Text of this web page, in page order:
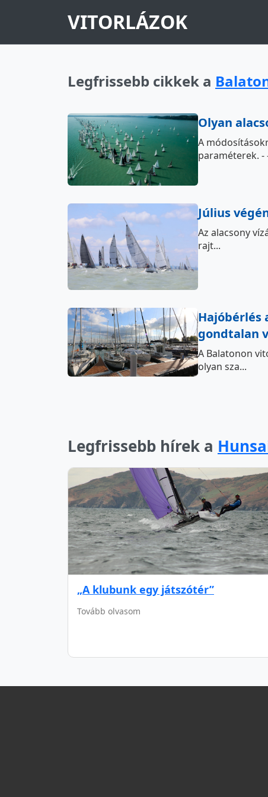
VITORLÁZOK
Legfrissebb cikkek a
Olyan
A
paraméterek. -
Július
Az alacsony
rajt...
Hajóbérlés
gondtalan
A Balatonon
olyan sza...
Legfrissebb hírek a
„A klubunk egy játszótér”
Tovább olvasom